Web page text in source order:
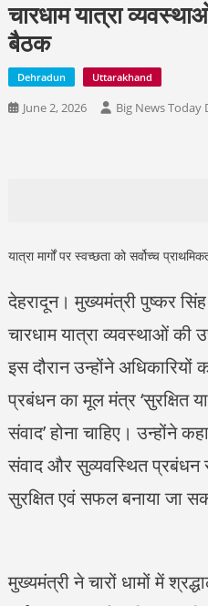
चारधाम यात्रा
बैठक
Dehradun Uttarakhand
June 2, 2026 Big News Today
यात्रा मार्गों पर स्वच्छता को
देहरादून। मुख्यमंत्री पुष्कर
चारधाम यात्रा व्यवस्थाओं की
इस दौरान उन्होंने अधिकारियों
प्रबंधन का मूल मंत्र ‘सुरक्षित
संवाद’ होना चाहिए। उन्होंने
संवाद और सुव्यवस्थित
सुरक्षित एवं सफल बनाया जा
मुख्यमंत्री ने चारों धामों में